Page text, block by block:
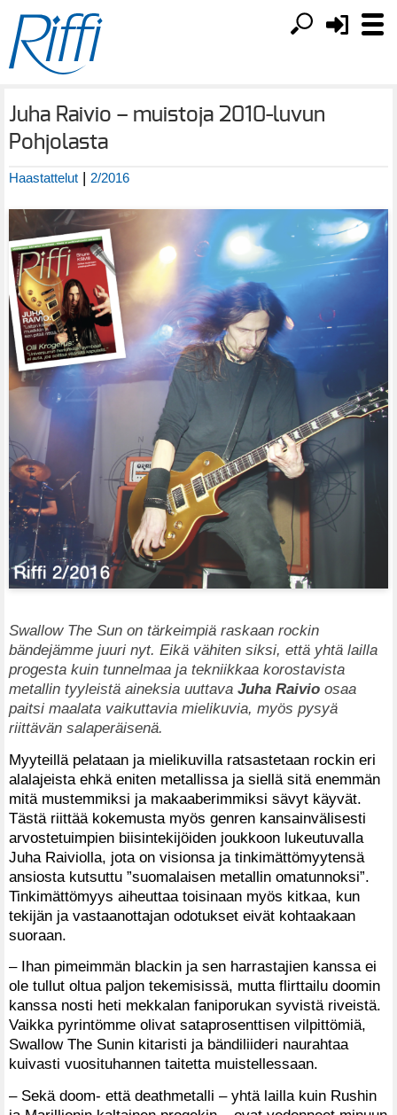
Juha Raivio – muistoja 2010-luvun
Pohjolasta
Haastattelut | 2/2016
Swallow The Sun on tärkeimpiä raskaan rockin
bändejämme juuri nyt. Eikä vähiten siksi, että yhtä lailla
progesta kuin tunnelmaa ja tekniikkaa korostavista
metallin tyyleistä aineksia uuttava Juha Raivio osaa
paitsi maalata vaikuttavia mielikuvia, myös pysyä
riittävän salaperäisenä.
Myyteillä pelataan ja mielikuvilla ratsastetaan rockin eri
alalajeista ehkä eniten metallissa ja siellä sitä enemmän
mitä mustemmiksi ja makaaberimmiksi sävyt käyvät.
Tästä riittää kokemusta myös genren kansainvälisesti
arvostetuimpien biisintekijöiden joukkoon lukeutuvalla
Juha Raiviolla, jota on visionsa ja tinkimättömyytensä
ansiosta kutsuttu ”suomalaisen metallin omatunnoksi”.
Tinkimättömyys aiheuttaa toisinaan myös kitkaa, kun
tekijän ja vastaanottajan odotukset eivät kohtaakaan
suoraan.
– Ihan pimeimmän blackin ja sen harrastajien kanssa ei
ole tullut oltua paljon tekemisissä, mutta flirttailu doomin
kanssa nosti heti mekkalan faniporukan syvistä riveistä.
Vaikka pyrintömme olivat sataprosenttisen vilpittömiä,
Swallow The Sunin kitaristi ja bändiliideri naurahtaa
kuivasti vuosituhannen taitetta muistellessaan.
– Sekä doom- että deathmetalli – yhtä lailla kuin Rushin